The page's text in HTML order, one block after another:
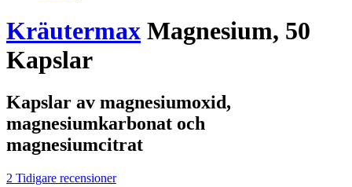
Kräutermax Magnesium, 50
Kapslar
Kapslar av magnesiumoxid,
magnesiumkarbonat och
magnesiumcitrat
2 Tidigare recensioner